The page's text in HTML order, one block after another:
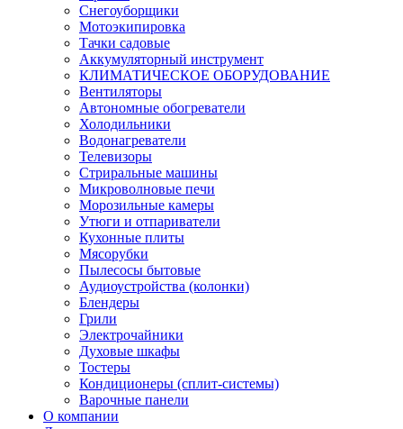
Снегоуборщики
Мотоэкипировка
Тачки садовые
Аккумуляторный инструмент
КЛИМАТИЧЕСКОЕ ОБОРУДОВАНИЕ
Вентиляторы
Автономные обогреватели
Холодильники
Водонагреватели
Телевизоры
Стриральные машины
Микроволновые печи
Морозильные камеры
Утюги и отпариватели
Кухонные плиты
Мясорубки
Пылесосы бытовые
Аудиоустройства (колонки)
Блендеры
Грили
Электрочайники
Духовые шкафы
Тостеры
Кондиционеры (сплит-системы)
Варочные панели
О компании